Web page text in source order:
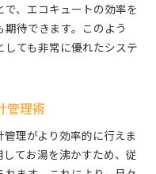
、エコキュートの効率を
待できます。このよう
ても非常に優れたシステ
管理術
理がより効率的に行えま
てお湯を沸かすため、従